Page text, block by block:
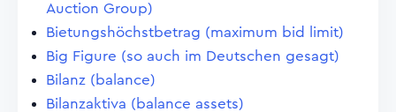
Auction Group)
Bietungshöchstbetrag (maximum bid limit)
Big Figure (so auch im Deutschen gesagt)
Bilanz (balance)
Bilanzaktiva (balance assets)